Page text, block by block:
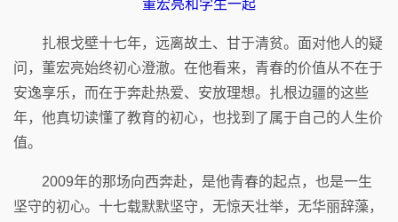
董宏亮和学生一起
扎根戈壁十七年，远离故土、甘于清贫。面对他人的疑
问，董宏亮始终初心澄澈。在他看来，青春的价值从不在于
安逸享乐，而在于奔赴热爱、安放理想。扎根边疆的这些
年，他真切读懂了教育的初心，也找到了属于自己的人生价
值。
2009年的那场向西奔赴，是他青春的起点，也是一生
坚守的初心。十七载默默坚守，无惊天壮举，无华丽辞藻，